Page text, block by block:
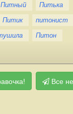
Питный
Питька
Питик
питонист
Питон
Все